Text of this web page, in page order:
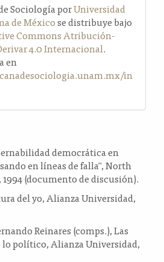
Sociología porUniversidad
de Méxicose distribuye bajo
Commons Atribución-
4.0 Internacional.
en
in
democrática en
en líneas de falla", North
(documento de discusión).
del yo, Alianza Universidad,
Reinares (comps.), Las
político, Alianza Universidad,